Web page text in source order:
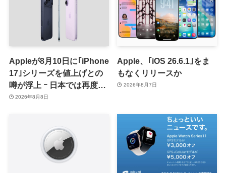
Appleが8月10日に｢iPhone
17｣シリーズを値上げとの
噂が浮上 ｰ 日本では再度値
上げの可能性も?!
2026年8月8日
Apple、｢iOS 26.6.1｣をま
もなくリリースか
2026年8月7日